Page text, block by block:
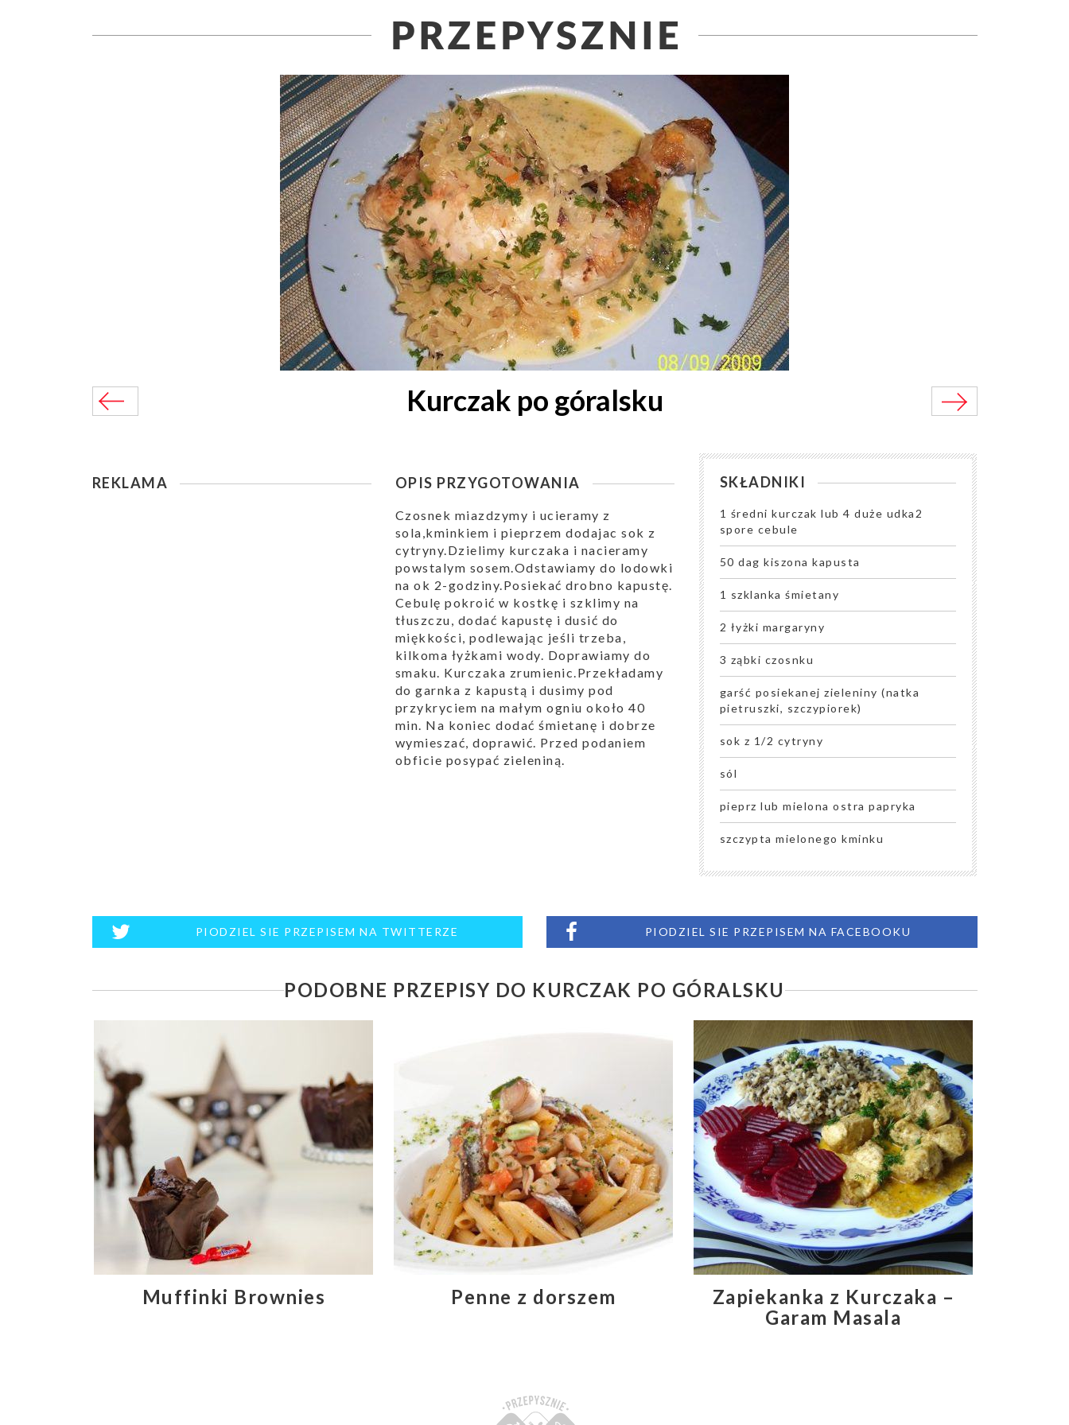
Kurczak po góralsku
REKLAMA OPIS PRZYGOTOWANIA
Czosnek miazdzymy i ucieramy z
sola,kminkiem i pieprzem dodajac sok z
cytryny.Dzielimy kurczaka i nacieramy
powstalym sosem.Odstawiamy do lodowki
na ok 2-godziny.Posiekać drobno kapustę.
Cebulę pokroić w kostkę i szklimy na
tłuszczu, dodać kapustę i dusić do
miękkości, podlewając jeśli trzeba,
kilkoma łyżkami wody. Doprawiamy do
smaku. Kurczaka zrumienic.Przekładamy
do garnka z kapustą i dusimy pod
przykryciem na małym ogniu około 40
min. Na koniec dodać śmietanę i dobrze
wymieszać, doprawić. Przed podaniem
obficie posypać zieleniną.
SKŁADNIKI
1 średni kurczak lub 4 duże udka2
spore cebule
50 dag kiszona kapusta
1 szklanka śmietany
2 łyżki margaryny
3 ząbki czosnku
garść posiekanej zieleniny (natka
pietruszki, szczypiorek)
sok z 1/2 cytryny
sól
pieprz lub mielona ostra papryka
szczypta mielonego kminku
PIODZIEL SIE PRZEPISEM NA TWITTERZE PIODZIEL SIE PRZEPISEM NA FACEBOOKU
PODOBNE PRZEPISY DO KURCZAK PO GÓRALSKU
Muffinki Brownies Penne z dorszem
Zapiekanka z Kurczaka –
Garam Masala